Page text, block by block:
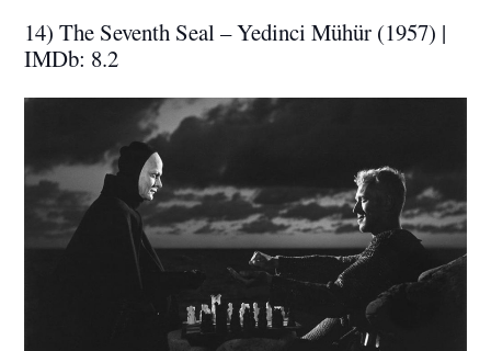
14) The Seventh Seal – Yedinci Mühür (1957) |
IMDb: 8.2